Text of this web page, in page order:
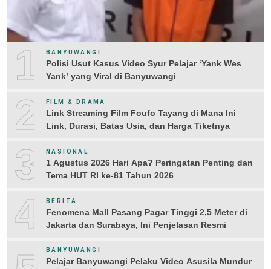
1 BANYUWANGI
Polisi Usut Kasus Video Syur Pelajar ‘Yank Wes
Yank’ yang Viral di Banyuwangi
2 FILM & DRAMA
Link Streaming Film Foufo Tayang di Mana Ini
Link, Durasi, Batas Usia, dan Harga Tiketnya
3 NASIONAL
1 Agustus 2026 Hari Apa? Peringatan Penting dan
Tema HUT RI ke-81 Tahun 2026
4 BERITA
Fenomena Mall Pasang Pagar Tinggi 2,5 Meter di
Jakarta dan Surabaya, Ini Penjelasan Resmi
BANYUWANGI
Pelajar Banyuwangi Pelaku Video Asusila Mundur